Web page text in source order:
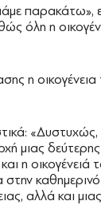
παρακάτω»,
όλη η
η
μιας
η οικογένειά
αλλά και